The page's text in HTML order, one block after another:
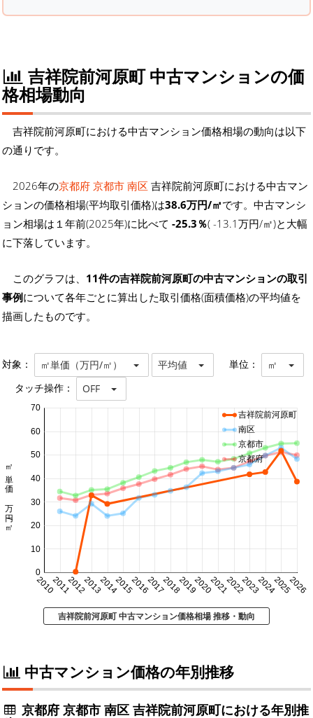
吉祥院前河原町 中古マンションの価
格相場動向
吉祥院前河原町における中古マンション価格相場の動向は以下
の通りです。
2026年の京都府 京都市 南区 吉祥院前河原町における中古マン
ションの価格相場(平均取引価格)は38.6万円/㎡です。中古マンシ
ョン相場は１年前(2025年)に比べて -25.3％( -13.1万円/㎡)と大幅
に下落しています。
このグラフは、 11件の吉祥院前河原町の中古マンションの取引
事例について各年ごとに算出した取引価格(面積価格)の平均値を
描画したものです。
対象： ㎡単価（万円/㎡） 平均値 単位： ㎡
タッチ操作： OFF
20102011201220132014201520162017201820192020202120222023202420252026
0
10
20
30
40
50
60
70
㎡単価 万円/㎡
吉祥院前河原町
南区
京都市
京都府
吉祥院前河原町 中古マンション価格相場 推移・動向
中古マンション価格の年別推移
京都府 京都市 南区 吉祥院前河原町における年別推